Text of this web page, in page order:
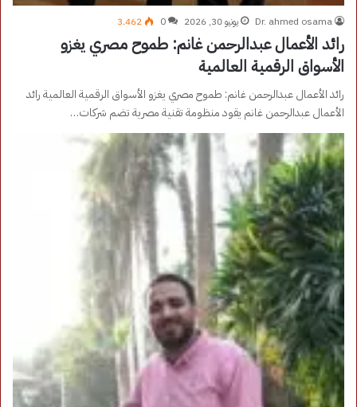
Dr. ahmed osama يونيو 30, 2026 0 3٬462
رائد الأعمال عبدالرحمن غانم: طموح مصري يغزو
الأسواق الرقمية العالمية
رائد الأعمال عبدالرحمن غانم: طموح مصري يغزو الأسواق الرقمية العالمية رائد
الأعمال عبدالرحمن غانم يقود منظومة تقنية مصرية تضم شركات…